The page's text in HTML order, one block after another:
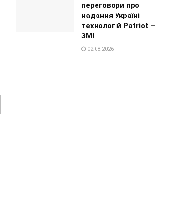
переговори про
надання Україні
технологій Patriot –
ЗМІ
02.08.2026